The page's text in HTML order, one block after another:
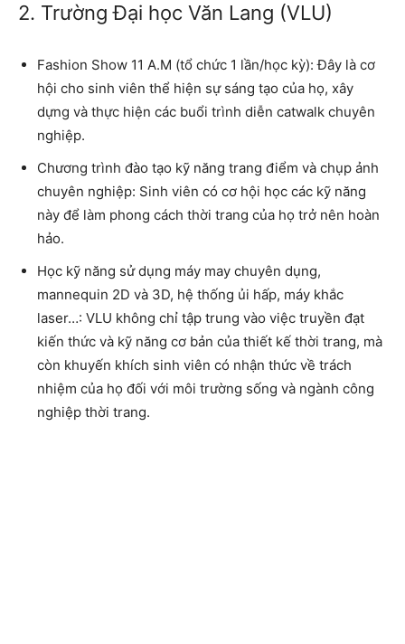
2. Trường Đại học Văn Lang (VLU)
Fashion Show 11 A.M (tổ chức 1 lần/học kỳ): Đây là cơ
hội cho sinh viên thể hiện sự sáng tạo của họ, xây
dựng và thực hiện các buổi trình diễn catwalk chuyên
nghiệp.
Chương trình đào tạo kỹ năng trang điểm và chụp ảnh
chuyên nghiệp: Sinh viên có cơ hội học các kỹ năng
này để làm phong cách thời trang của họ trở nên hoàn
hảo.
Học kỹ năng sử dụng máy may chuyên dụng,
mannequin 2D và 3D, hệ thống ủi hấp, máy khắc
laser…: VLU không chỉ tập trung vào việc truyền đạt
kiến thức và kỹ năng cơ bản của thiết kế thời trang, mà
còn khuyến khích sinh viên có nhận thức về trách
nhiệm của họ đối với môi trường sống và ngành công
nghiệp thời trang.